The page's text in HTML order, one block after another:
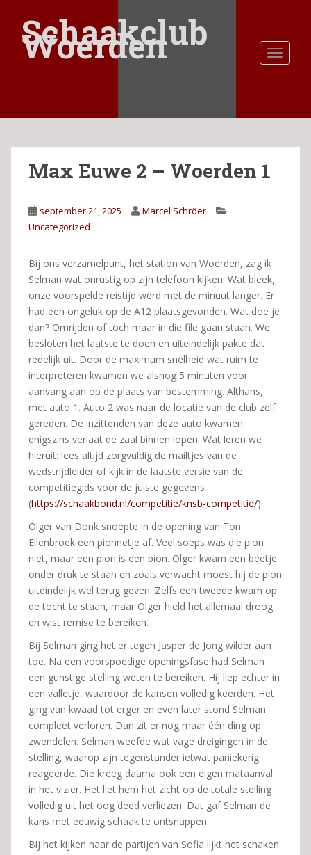
a
Schaakclub
Woerden
Max Euwe 2 – Woerden 1
september 21, 2025
Marcel Schröer
Uncategorized
Bij ons verzamelpunt, het station van Woerden, zag ik
Selman wat onrustig op zijn telefoon kijken. Wat bleek,
onze voorspelde reistijd werd met de minuut langer. Er
had een ongeluk op de A12 plaatsgevonden. Wat doe je
dan? Omrijden of toch maar in die file gaan staan. We
besloten het laatste te doen en uiteindelijk pakte dat
redelijk uit. Door de maximum snelheid wat ruim te
interpreteren kwamen we alsnog 5 minuten voor
aanvang aan op de plaats van bestemming. Althans,
met auto 1. Auto 2 was naar de locatie van de club zelf
gereden. De inzittenden van deze auto kwamen
enigszins verlaat de zaal binnen lopen. Wat leren we
hieruit: lees altijd zorgvuldig de mailtjes van de
wedstrijdleider of kijk in de laatste versie van de
competitiegids voor de juiste gegevens
(https://schaakbond.nl/competitie/knsb-competitie/).
Olger van Donk snoepte in de opening van Ton
Ellenbroek een pionnetje af. Veel soeps was die pion
niet, maar een pion is een pion. Olger kwam een beetje
onder druk te staan en zoals verwacht moest hij de pion
uiteindelijk wel terug geven. Zelfs een tweede kwam op
de tocht te staan, maar Olger hield het allemaal droog
en wist remise te bereiken.
Bij Selman ging het er tegen Jasper de Jong wilder aan
toe. Na een voorspoedige openingsfase had Selman
een gunstige stelling weten te bereiken. Hij liep echter in
een valletje, waardoor de kansen volledig keerden. Het
ging van kwaad tot erger en even later stond Selman
compleet verloren. Dan zit er nog maar één ding op:
zwendelen. Selman weefde wat vage dreigingen in de
stelling, waarop zijn tegenstander ietwat paniekerig
reageerde. Die kreeg daarna ook een eigen mataanval
in het vizier. Het liet hem het zicht op de totale stelling
volledig uit het oog deed verliezen. Dat gaf Selman de
kans met eeuwig schaak te ontsnappen.
Bij het kijken naar de partijen van Sofia lijkt het schaken